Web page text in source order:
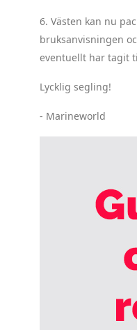
6. Västen kan nu
bruksanvisningen
eventuellt har tagit
Lycklig segling!
- Marineworld